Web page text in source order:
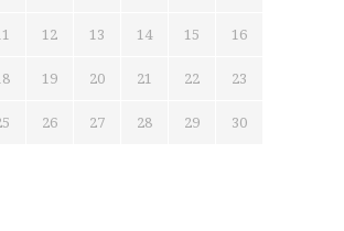
12 13 14 15 16
19 20 21 22 23
26 27 28 29 30